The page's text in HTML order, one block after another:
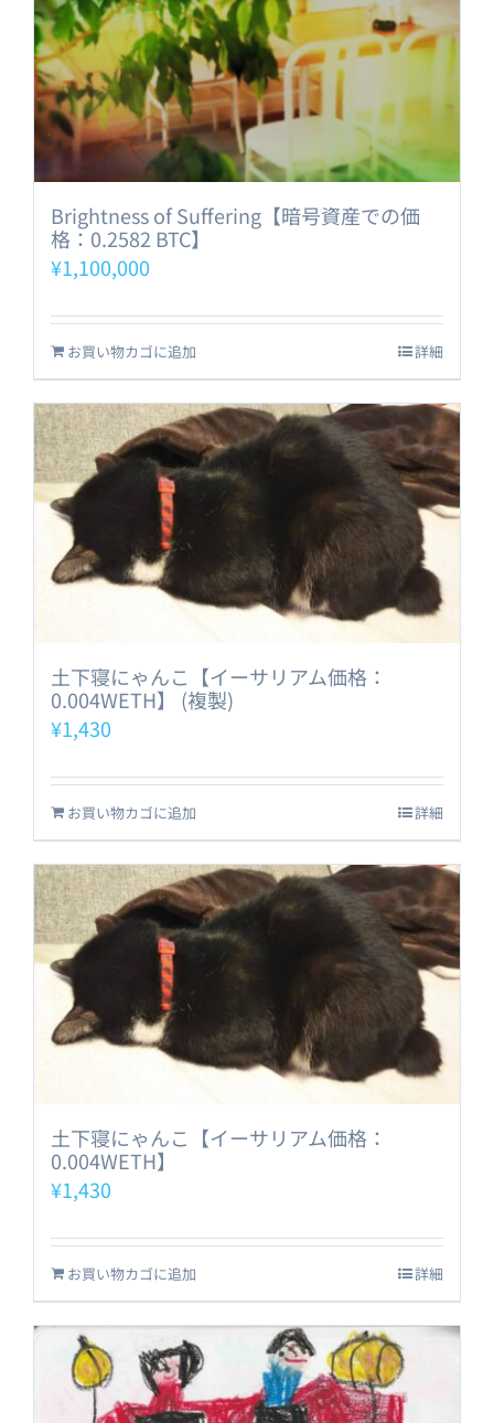
Brightness of Suffering【暗号資産での価
格：0.2582 BTC】
¥1,100,000
お買い物カゴに追加 詳細
土下寝にゃんこ【イーサリアム価格：
0.004WETH】 (複製)
¥1,430
お買い物カゴに追加 詳細
土下寝にゃんこ【イーサリアム価格：
0.004WETH】
¥1,430
お買い物カゴに追加 詳細